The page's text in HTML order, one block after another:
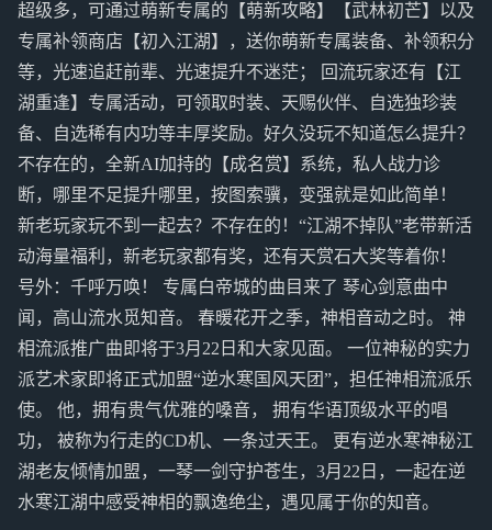
超级多，可通过萌新专属的【萌新攻略】【武林初芒】以及
专属补领商店【初入江湖】，送你萌新专属装备、补领积分
等，光速追赶前辈、光速提升不迷茫； 回流玩家还有【江
湖重逢】专属活动，可领取时装、天赐伙伴、自选独珍装
备、自选稀有内功等丰厚奖励。好久没玩不知道怎么提升？
不存在的，全新AI加持的【成名赏】系统，私人战力诊
断，哪里不足提升哪里，按图索骥，变强就是如此简单！
新老玩家玩不到一起去？不存在的！“江湖不掉队”老带新活
动海量福利，新老玩家都有奖，还有天赏石大奖等着你！
号外：千呼万唤！ 专属白帝城的曲目来了 琴心剑意曲中
闻，高山流水觅知音。 春暖花开之季，神相音动之时。 神
相流派推广曲即将于3月22日和大家见面。 一位神秘的实力
派艺术家即将正式加盟“逆水寒国风天团”，担任神相流派乐
使。 他，拥有贵气优雅的嗓音， 拥有华语顶级水平的唱
功， 被称为行走的CD机、一条过天王。 更有逆水寒神秘江
湖老友倾情加盟，一琴一剑守护苍生，3月22日，一起在逆
水寒江湖中感受神相的飘逸绝尘，遇见属于你的知音。